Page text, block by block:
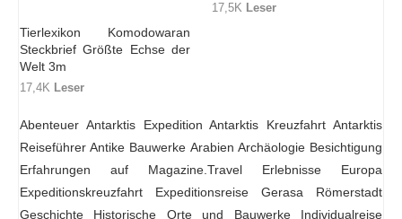
17,5K Leser
Tierlexikon Komodowaran
Steckbrief Größte Echse der
Welt 3m
17,4K Leser
Abenteuer Antarktis Expedition Antarktis Kreuzfahrt Antarktis
Reiseführer Antike Bauwerke Arabien Archäologie Besichtigung
Erfahrungen auf Magazine.Travel
Erlebnisse
Europa
Expeditionskreuzfahrt
Expeditionsreise
Gerasa Römerstadt
Geschichte
Historische Orte und Bauwerke
Individualreise